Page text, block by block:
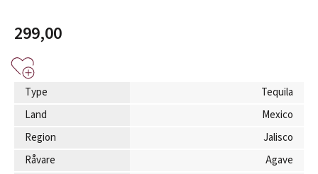
299,00
Type
Tequila
Land
Mexico
Region
Jalisco
Råvare
Agave